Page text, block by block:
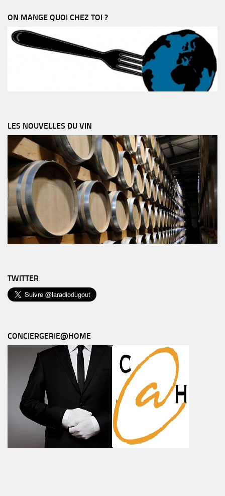
ON MANGE QUOI CHEZ TOI ?
LES NOUVELLES DU VIN
TWITTER
CONCIERGERIE@HOME